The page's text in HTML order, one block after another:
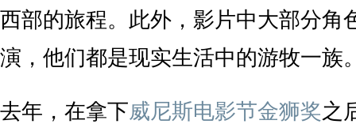
西部的旅程。此外，影片中大部分角
演，他们都是现实生活中的游牧一族
去年，在拿下威尼斯电影节金狮奖之